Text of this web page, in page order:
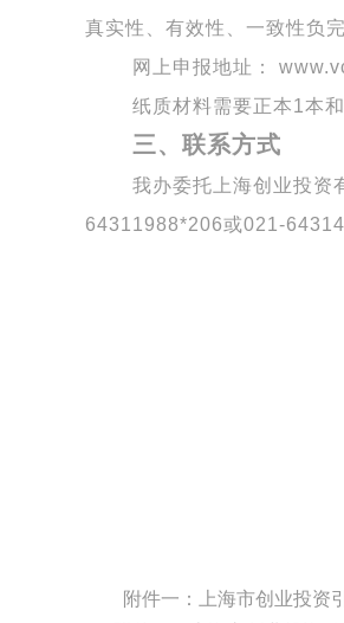
真实性、有效性、一致性负完
网上申报地址：
纸质材料需要正本1本和
三、联系方式
我办委托上海创业投资
64311988*206或021-
附件一：上海市创业投资